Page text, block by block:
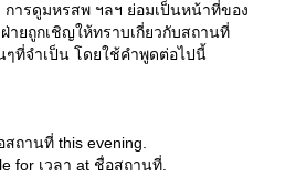
ารดูมหรสพ ฯลฯ ย่อมเป็นหน้าที่ของ
ายถูกเชิญให้ทราบเกี่ยวกับสถานที่
ๆที่จำเป็น โดยใช้คำพูดต่อไปนี้
ถานที่ this evening.
for เวลา at ชื่อสถานที่.